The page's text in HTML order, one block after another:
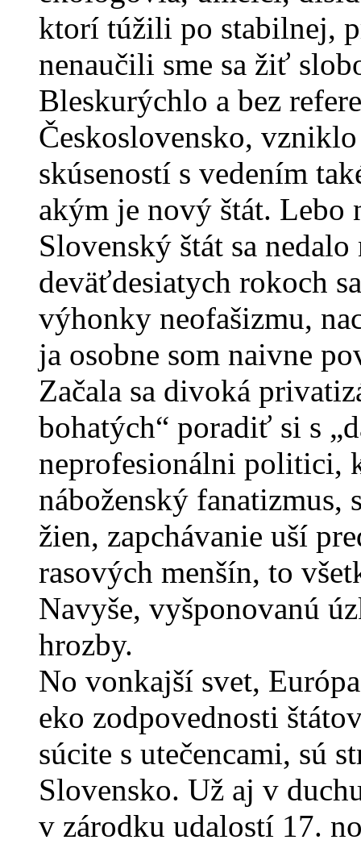
ktorí túžili po stabilnej,
nenaučili sme sa žiť
Bleskurýchlo a bez
Československo,
skúseností s vedením
akým je nový štát. Lebo
Slovenský štát sa
deväťdesiatych rokoch
výhonky neofašizmu,
ja osobne som naivne
Začala sa divoká
bohatých“ poradiť si s
neprofesionálni politici,
náboženský fanatizmus,
žien, zapchávanie uší
rasových menšín, to
Navyše, vyšponovanú
hrozby.
No vonkajší svet,
eko zodpovednosti
súcite s utečencami, sú
Slovensko. Už aj v
v zárodku udalostí 17.